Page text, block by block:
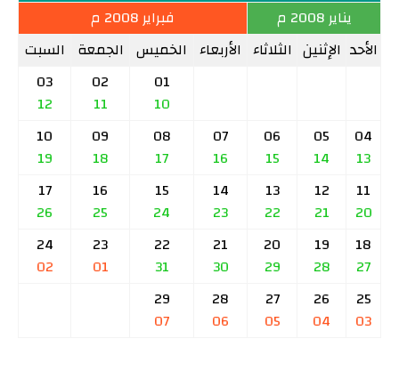
يناير 2008 م
فبراير 2008 م
الأحد الإثنين الثلاثاء الأربعاء الخميس الجمعة السبت
01
10
02
11
03
12
04
13
05
14
06
15
07
16
08
17
09
18
10
19
11
20
12
21
13
22
14
23
15
24
16
25
17
26
18
27
19
28
20
29
21
30
22
31
23
01
24
02
25
03
26
04
27
05
28
06
29
07